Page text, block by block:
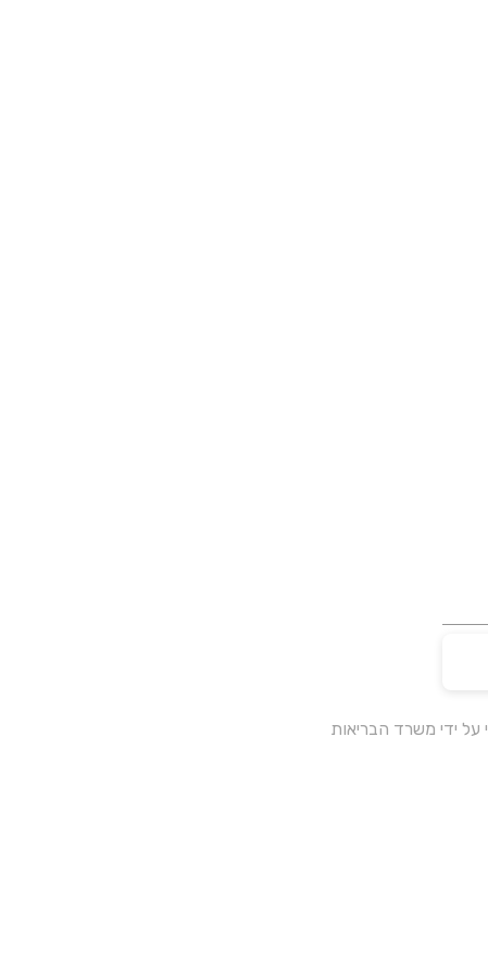
ידי משרד הבריאות